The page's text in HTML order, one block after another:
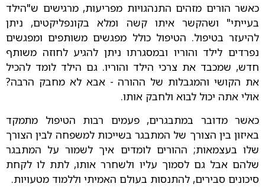
כאשר הורים מזהים התנהגויות מפריעות, מרגישים ש"הילד
בעייתי" ושהקשר איתו קשה ומלא בקונפליקטים, ניתן
להיעזר בטיפול. הטיפול כולל מפגשים משותפים ומפגשים
נפרדים לילד והוריו ובמסגרתו ניתן להגיע לחוזה משותף
חדש, שמכבד את צרכי הילד והוריו. גם הילד לומד להכיל
את הקושי והמגבלות של ההורה - אבא לא מחבק הרבה?
אולי אתה יכול לבוא ולחבק אותו.
כאשר מדובר במתבגרים, פעמים רבות הטיפול מתמקד
באיזון בין הצורך של המתבגר בשייכות למשפחה לבין הצורך
שלו בעצמאות; ההורים לומדים איך לשמור על המתבגר
שלהם אבל גם לסמוך עליו ולשחרר אותו, לתת לו לקחת
סיכונים סבירים, להתנסות בעולם האמיתי וללמוד מטעויות.